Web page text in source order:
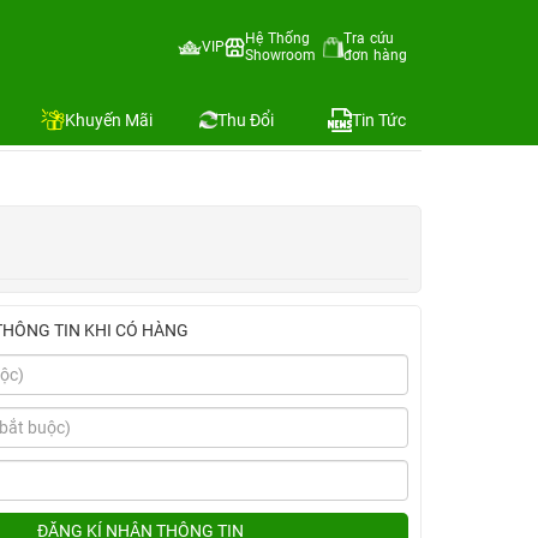
VIP
Hệ Thống
Showroom
Tra cứu
đơn hàng
Khuyến Mãi Thu Đổi Tin Tức
- LTE - mặt nhôm, dây cao su | Chính hãng VN/A
TIN KHI CÓ HÀNG
ĐĂNG KÍ NHẬN THÔNG TIN